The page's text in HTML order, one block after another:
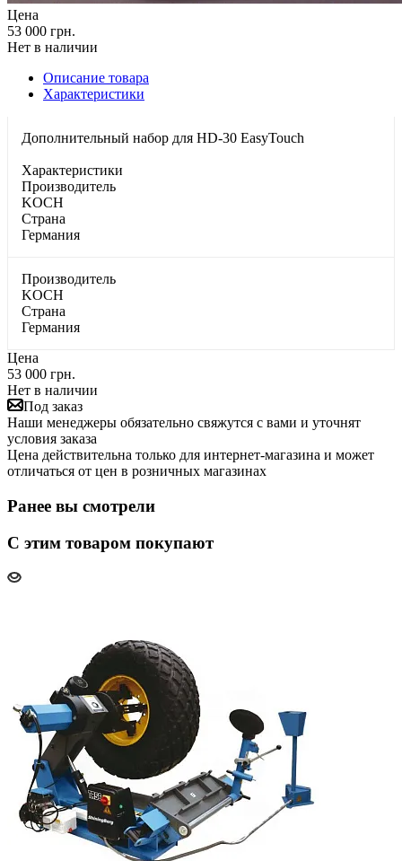
Цена
53 000 грн.
Нет в наличии
Описание товара
Характеристики
Дополнительный набор для HD-30 EasyTouch
Характеристики
Производитель
KOCH
Страна
Германия
Производитель
KOCH
Страна
Германия
Цена
53 000 грн.
Нет в наличии
Под заказ
Наши менеджеры обязательно свяжутся с вами и уточнят
условия заказа
Цена действительна только для интернет-магазина и может
отличаться от цен в розничных магазинах
Ранее вы смотрели
С этим товаром покупают